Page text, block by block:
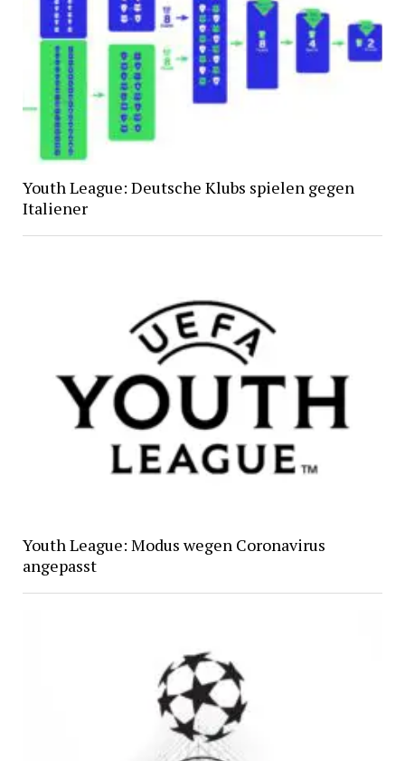
Youth League: Deutsche Klubs spielen gegen
Italiener
Youth League: Modus wegen Coronavirus
angepasst